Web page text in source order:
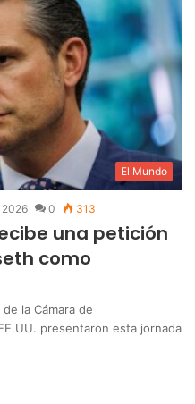
El Mundo
2026 0 313
una petición
como
la Cámara de
presentaron esta jornada